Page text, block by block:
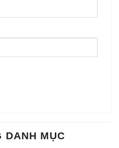
DANH MỤC